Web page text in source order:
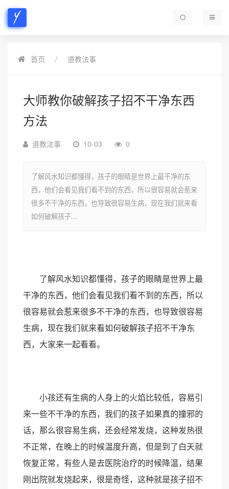
首页 道教法事
大师教你破解孩子招不干净东西
方法
道教法事 10-03 0
了解风水知识都懂得，孩子的眼睛是世界上最干净的东
西，他们会看见我们看不到的东西，所以很容易就会惹来
很多不干净的东西，也导致很容易生病，现在我们就来看
如何破解孩子...
了解风水知识都懂得，孩子的眼睛是世界上最
干净的东西，他们会看见我们看不到的东西，所以
很容易就会惹来很多不干净的东西，也导致很容易
生病，现在我们就来看如何破解孩子招不干净东
西，大家来一起看看。
小孩还有生病的人身上的火焰比较低，容易引
来一些不干净的东西，我们的孩子如果真的撞邪的
话，那么很容易生病，还会经常发烧，这种发热很
不正常，在晚上的时候温度升高，但是到了白天就
恢复正常，有些人是去医院治疗的时候降温，结果
刚出院就发烧起来，很是奇怪，这种就是孩子招不